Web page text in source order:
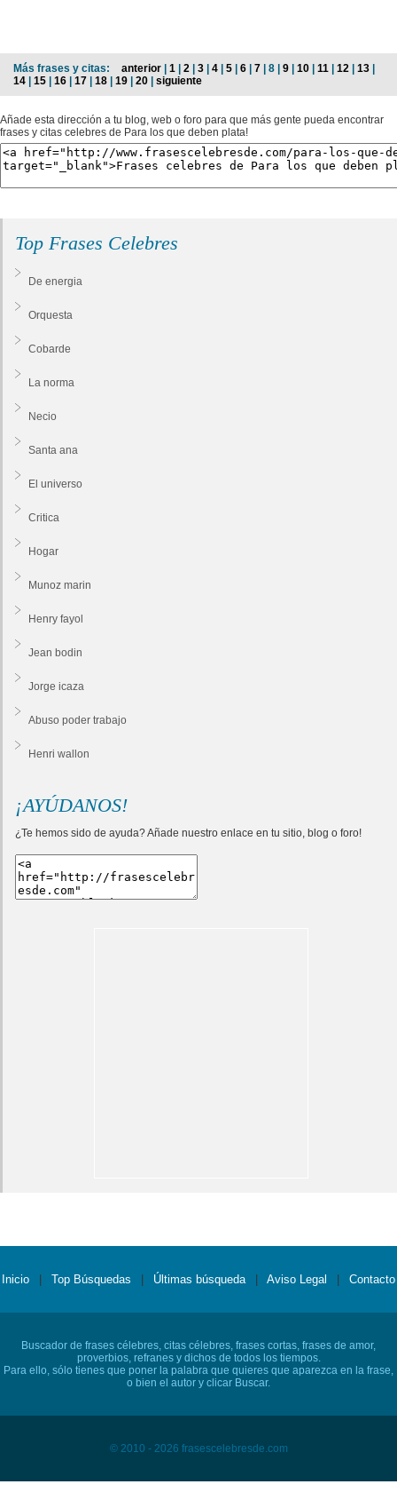
Más frases y citas: anterior | 1 | 2 | 3 | 4 | 5 | 6 | 7 | 8 | 9 | 10 | 11 | 12 | 13 |
14 | 15 | 16 | 17 | 18 | 19 | 20 | siguiente
Añade esta dirección a tu blog, web o foro para que más gente pueda encontrar
frases y citas celebres de Para los que deben plata!
Top Frases Celebres
De energia
Orquesta
Cobarde
La norma
Necio
Santa ana
El universo
Critica
Hogar
Munoz marin
Henry fayol
Jean bodin
Jorge icaza
Abuso poder trabajo
Henri wallon
¡AYÚDANOS!
¿Te hemos sido de ayuda? Añade nuestro enlace en tu sitio, blog o foro!
Inicio Top Búsquedas Últimas búsqueda Aviso Legal Contacto
Buscador de frases célebres, citas célebres, frases cortas, frases de amor,
proverbios, refranes y dichos de todos los tiempos.
Para ello, sólo tienes que poner la palabra que quieres que aparezca en la frase,
o bien el autor y clicar Buscar.
© 2010 - 2026 frasescelebresde.com